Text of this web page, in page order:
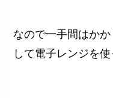
なので一手間はか
して電子レンジを